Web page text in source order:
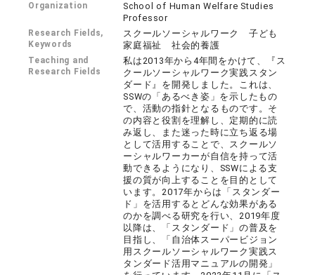
Organization
School of Human Welfare Studies
Professor
Research Fields,
Keywords
スクールソーシャルワーク 子ども
家庭福祉 社会的養護
Teaching and
Research Fields
私は2013年から4年間をかけて、『ス
クールソーシャルワーク実践スタン
ダード』を開発しました。これは、
SSWの「あるべき姿」を示したもの
で、活動の指針となるものです。そ
の内容と役割を理解し、定期的に読
み返し、また迷った時に立ち返る場
として活用することで、スクールソ
ーシャルワーカーが自信を持って活
動できるようになり、SSWによる支
援の質が向上することを目的として
います。2017年からは「スタンダー
ド」を活用するとどんな効果がある
のかを調べる研究を行い、2019年度
以降は、「スタンダード」の普及を
目指し、「自治体スーパービジョン
用スクールソーシャルワーク実践ス
タンダード活用マニュアルの開発」